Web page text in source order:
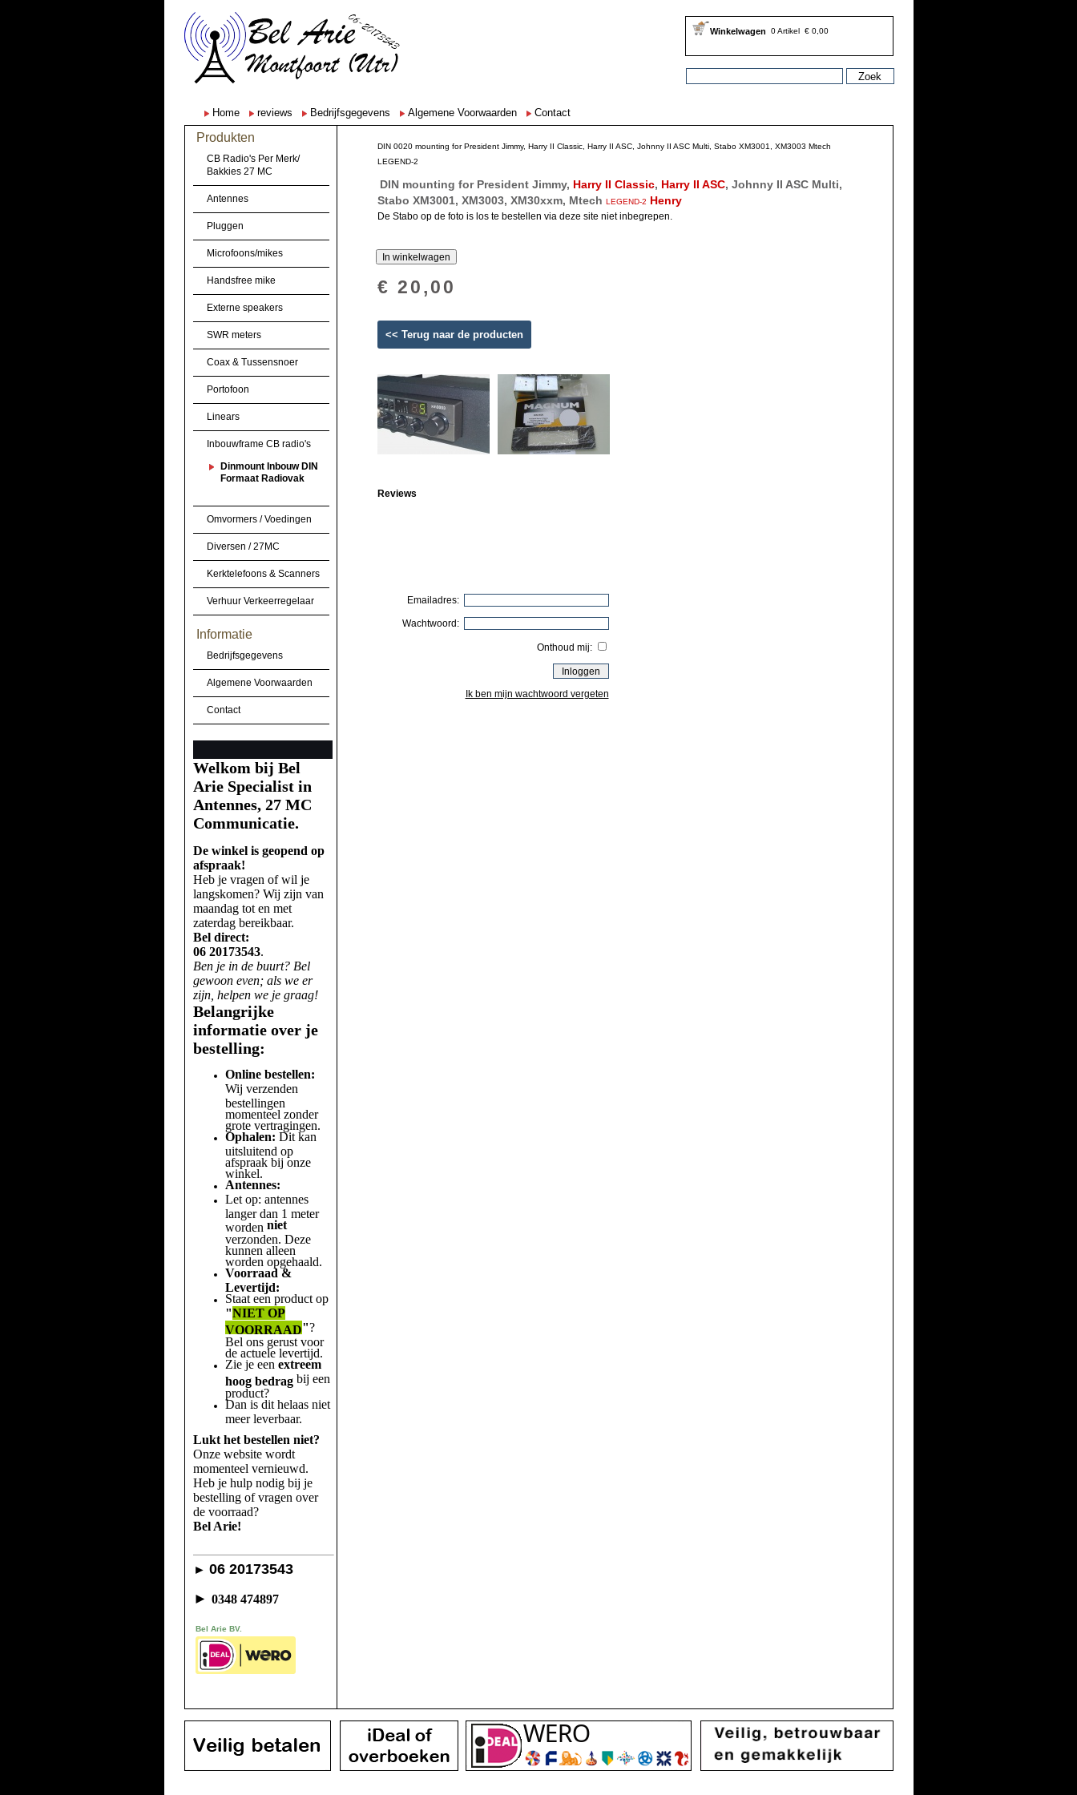
Winkelwagen 0 Artikel € 0,00
Home reviews Bedrijfsgegevens Algemene Voorwaarden Contact
Produkten
CB Radio's Per Merk/
Bakkies 27 MC
Antennes
Pluggen
Microfoons/mikes
Handsfree mike
Externe speakers
SWR meters
Coax & Tussensnoer
Portofoon
Linears
Inbouwframe CB radio's
Dinmount Inbouw DIN
Formaat Radiovak
Omvormers / Voedingen
Diversen / 27MC
Kerktelefoons & Scanners
Verhuur Verkeerregelaar
Informatie
Bedrijfsgegevens
Algemene Voorwaarden
Contact
Welkom bij Bel
Arie Specialist in
Antennes, 27 MC
Communicatie.
De winkel is geopend op
afspraak!
Heb je vragen of wil je
langskomen? Wij zijn van
maandag tot en met
zaterdag bereikbaar.
Bel direct:
06 20173543.
Ben je in de buurt? Bel
gewoon even; als we er
zijn, helpen we je graag!
Belangrijke
informatie over je
bestelling:
Online bestellen:
Wij verzenden
bestellingen
momenteel zonder
grote vertragingen.
Ophalen: Dit kan
uitsluitend op
afspraak bij onze
winkel.
Antennes:
Let op: antennes
langer dan 1 meter
worden niet
verzonden. Deze
kunnen alleen
worden opgehaald.
Voorraad &
Levertijd:
Staat een product op
"NIET OP
VOORRAAD"?
Bel ons gerust voor
de actuele levertijd.
Zie je een extreem
hoog bedragbij een
product?
Dan is dit helaas niet
meer leverbaar.
Lukt het bestellen niet?
Onze website wordt
momenteel vernieuwd.
Heb je hulp nodig bij je
bestelling of vragen over
de voorraad?
Bel Arie!
► 06 20173543
► 0348 474897
Bel Arie BV.
DIN 0020 mounting for President Jimmy, Harry II Classic, Harry II ASC, Johnny II ASC Multi, Stabo XM3001, XM3003 Mtech
LEGEND-2
DIN mounting for President Jimmy, Harry II Classic, Harry II ASC, Johnny II ASC Multi,
Stabo XM3001, XM3003, XM30xxm, Mtech LEGEND-2 Henry
De Stabo op de foto is los te bestellen via deze site niet inbegrepen.
€ 20,00
<< Terug naar de producten
Reviews
Emailadres:
Wachtwoord:
Onthoud mij:
Ik ben mijn wachtwoord vergeten